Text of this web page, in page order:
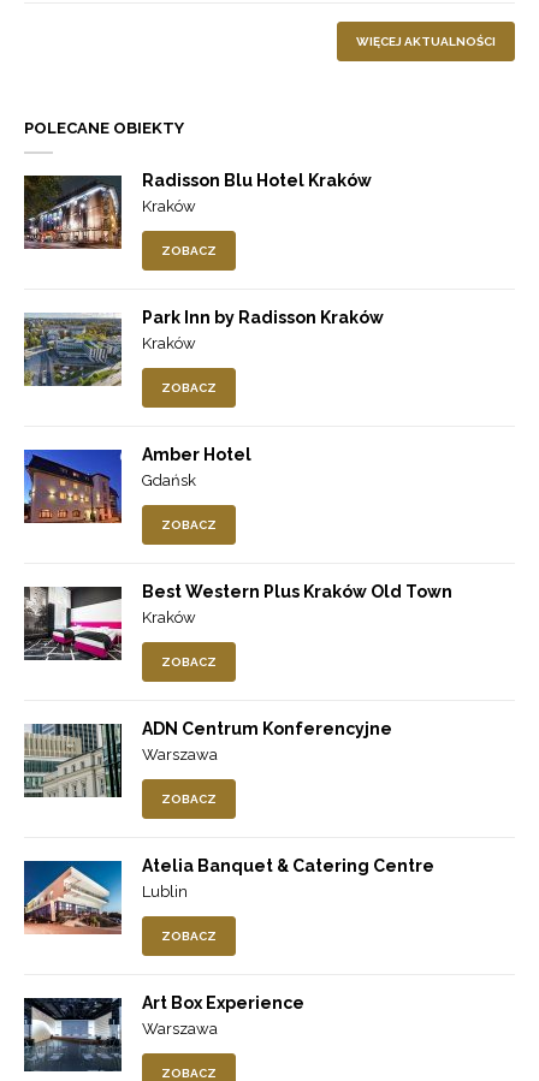
WIĘCEJ AKTUALNOŚCI
POLECANE OBIEKTY
Radisson Blu Hotel Kraków
Kraków
ZOBACZ
Park Inn by Radisson Kraków
Kraków
ZOBACZ
Amber Hotel
Gdańsk
ZOBACZ
Best Western Plus Kraków Old Town
Kraków
ZOBACZ
ADN Centrum Konferencyjne
Warszawa
ZOBACZ
Atelia Banquet & Catering Centre
Lublin
ZOBACZ
Art Box Experience
Warszawa
ZOBACZ